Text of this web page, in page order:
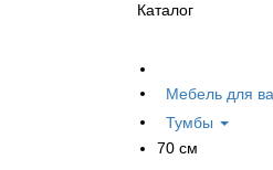
Каталог
Мебель для
Тумбы
70 см